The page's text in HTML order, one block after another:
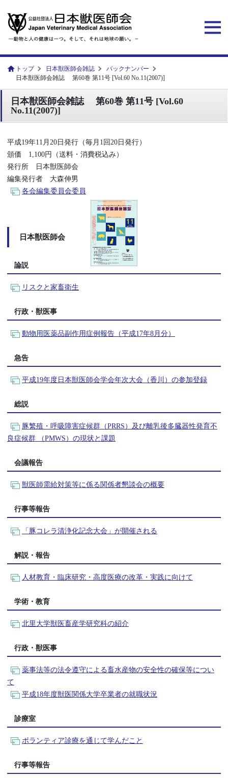
トップ 日本獣医師会雑誌
バックナンバー
日本獣医師会雑誌 第60巻 第11号 [Vol.60 No.11(2007)]
日本獣医師会雑誌 第60巻 第11号 [Vol.60
No.11(2007)]
平成19年11月20日発行（毎月1回20日発行）
頒価 1,100円（送料・消費税込み）
発行所 日本獣医師会
編集発行者 大森伸男
各会編集委員会委員
日本獣医師会
論説
リスクと家畜衛生
行政・獣医事
動物用医薬品副作用症例報告（平成17年8月分）
急告
平成19年度日本獣医師会学会年次大会（香川）の参加登録
総説
豚繁殖・呼吸障害症候群（PRRS）及び離乳後多臓器性発育不
良症候群 （PMWS）の現状と課題
会議報告
獣医師需給対策等に係る関係者懇談会の概要
行事等報告
「豚コレラ清浄化記念大会」が開催される
解説・報告
人材教育・臨床研究・高度医療の改革・実践に向けて
学術・教育
北里大学獣医畜産学研究科の紹介
行政・獣医事
薬事法等の法令遵守による畜水産物の安全性の確保等につい
て
平成18年度獣医関係大学卒業者の就職状況
診療室
ボランティア診療を通じて学んだこと
行事等報告